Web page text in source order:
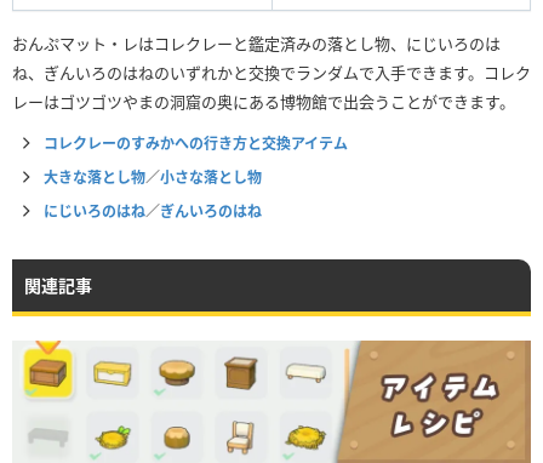
おんぷマット・レはコレクレーと鑑定済みの落とし物、にじいろのは
ね、ぎんいろのはねのいずれかと交換でランダムで入手できます。コレク
レーはゴツゴツやまの洞窟の奥にある博物館で出会うことができます。
コレクレーのすみかへの行き方と交換アイテム
大きな落とし物／小さな落とし物
にじいろのはね／ぎんいろのはね
関連記事